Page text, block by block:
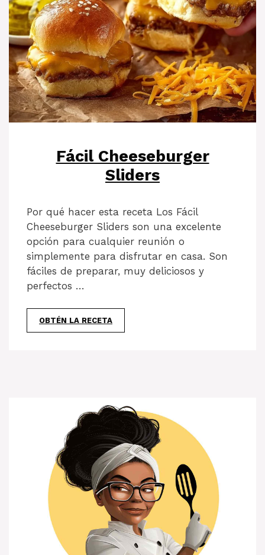
Fácil Cheeseburger
Sliders
Por qué hacer esta receta Los Fácil
Cheeseburger Sliders son una excelente
opción para cualquier reunión o
simplemente para disfrutar en casa. Son
fáciles de preparar, muy deliciosos y
perfectos …
OBTÉN LA RECETA